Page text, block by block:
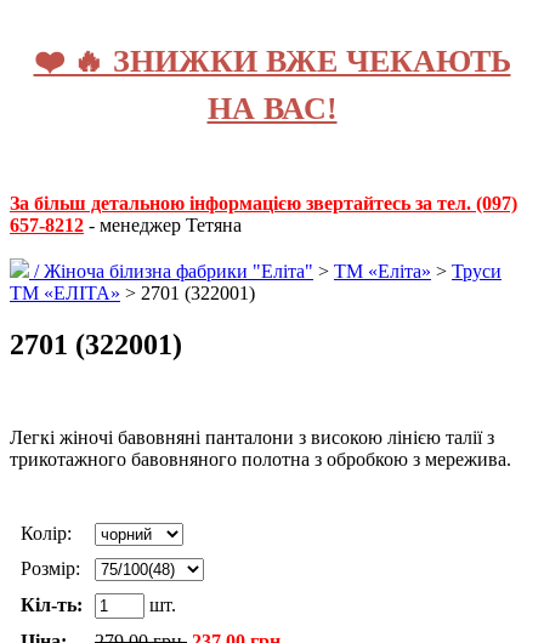
❤️ 🔥 ЗНИЖКИ ВЖЕ ЧЕКАЮТЬ
НА ВАС!
За більш детальною інформацією звертайтесь за тел. (097)
657-8212 - менеджер Тетяна
/Жіноча білизна фабрики "Еліта" > ТМ «Еліта» > Труси
ТМ «ЕЛІТА» > 2701 (322001)
2701 (322001)
Легкі жіночі бавовняні панталони з високою лінією талії з
трикотажного бавовняного полотна з обробкою з мережива.
Колір:
Розмір:
Кіл-ть:
шт.